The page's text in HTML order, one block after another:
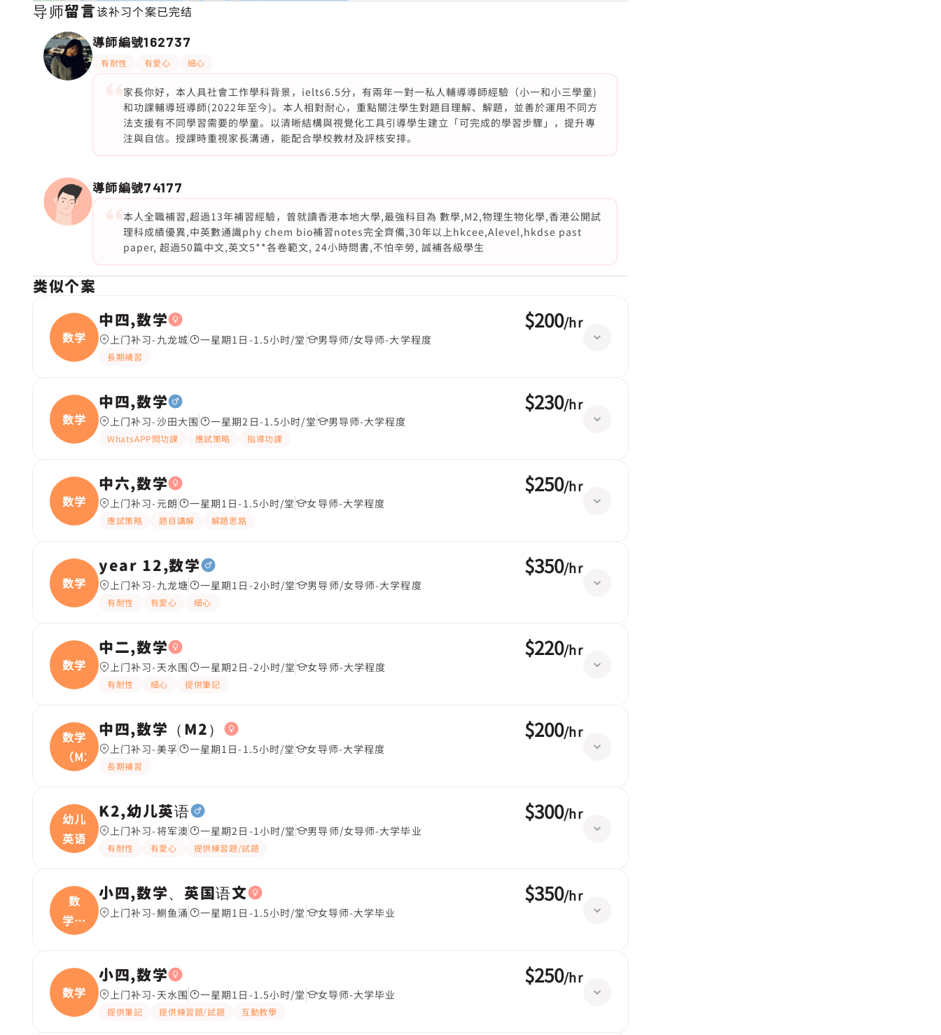
导师留言该补习个案已完结
導師編號162737
有耐性 有愛心 細心
家長你好，本人具社會工作學科背景，ielts6.5分，有兩年一對一私人輔導導師經驗（小一和小三學童)
和功課輔導班導師(2022年至今)。本人相對耐心，重點關注學生對題目理解、解題，並善於運用不同方
法支援有不同學習需要的學童。以清晰結構與視覺化工具引導學生建立「可完成的學習步驟」，提升專
注與自信。授課時重視家長溝通，能配合學校教材及評核安排。
導師編號74177
本人全職補習,超過13年補習經驗，曾就讀香港本地大學,最強科目為 數學,M2,物理生物化學,香港公開試
理科成績優異,中英數通識phy chem bio補習notes完全齊備,30年以上hkcee,Alevel,hkdse past
paper, 超過50篇中文,英文5**各卷範文, 24小時問書,不怕辛勞, 誠補各級學生
类似个案
数学
中四,数学
上门补习-九龙城 一星期1日-1.5小时/堂 男导师/女导师-大学程度
長期補習
$200/hr
数学
中四,数学
上门补习-沙田大围 一星期2日-1.5小时/堂 男导师-大学程度
WhatsAPP問功課 應試策略 指導功課
$230/hr
数学
中六,数学
上门补习-元朗 一星期1日-1.5小时/堂 女导师-大学程度
應試策略 題目講解 解題思路
$250/hr
数学
year 12,数学
上门补习-九龙塘 一星期1日-2小时/堂 男导师/女导师-大学程度
有耐性 有愛心 細心
$350/hr
数学
中二,数学
上门补习-天水围 一星期2日-2小时/堂 女导师-大学程度
有耐性 細心 提供筆記
$220/hr
数学
（M2
中四,数学（M2）
上门补习-美孚 一星期1日-1.5小时/堂 女导师-大学程度
長期補習
$200/hr
幼儿
英语
K2,幼儿英语
上门补习-将军澳 一星期2日-1小时/堂 男导师/女导师-大学毕业
有耐性 有愛心 提供練習題/試題
$300/hr
数
学、
英国
小四,数学、英国语文
上门补习-鰂鱼涌 一星期1日-1.5小时/堂 女导师-大学毕业
$350/hr
数学
小四,数学
上门补习-天水围 一星期1日-1.5小时/堂 女导师-大学毕业
提供筆記 提供練習題/試題 互動教學
$250/hr